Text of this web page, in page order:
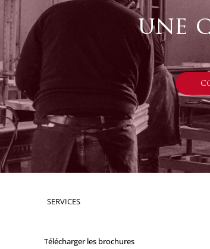
une
SERVICES
Télécharger les brochures